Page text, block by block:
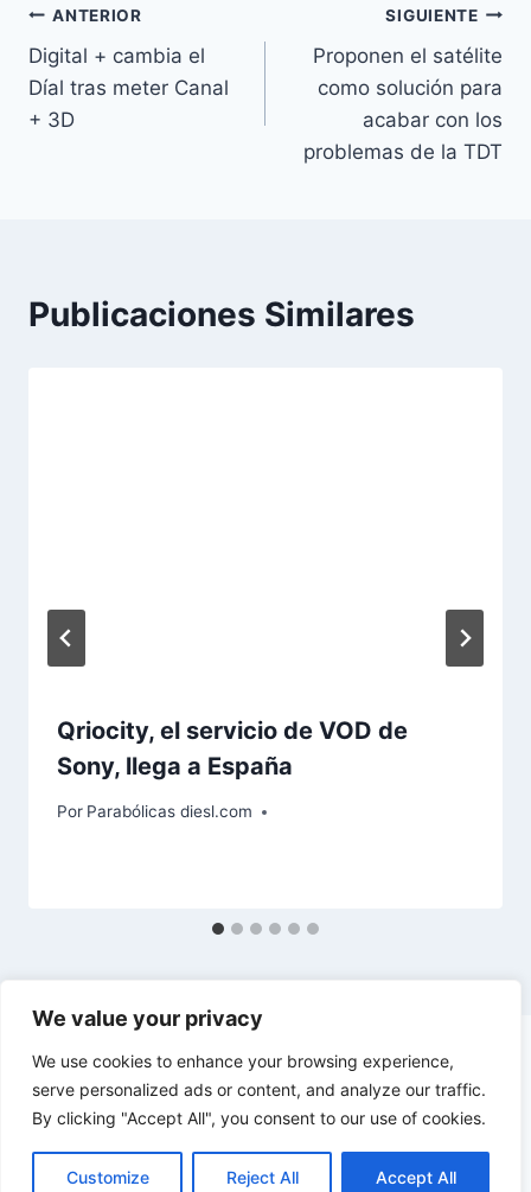
We value your privacy
We use cookies to enhance your browsing experience,
serve personalized ads or content, and analyze our traffic.
By clicking "Accept All", you consent to our use of cookies.
Customize Reject All Accept All
Navegación
de
entradas
ANTERIOR
Digital + cambia el
Díal tras meter Canal
+ 3D
SIGUIENTE
Proponen el satélite
como solución para
acabar con los
problemas de la TDT
Publicaciones Similares
Qriocity, el servicio de VOD de
Sony, llega a España
Por Parabólicas diesl.com
© 2026 diesl.com - Tema para WordPress por
Kadence WP